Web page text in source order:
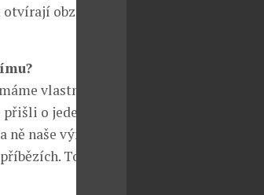
obzory a
vlastní
o jeden z
naše výrobky
To